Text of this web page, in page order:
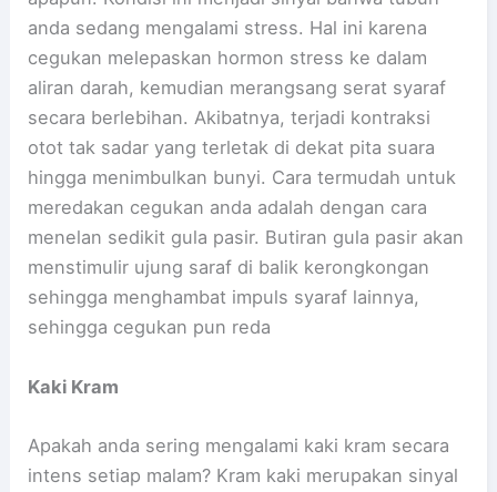
anda sedang mengalami stress. Hal ini karena
cegukan melepaskan hormon stress ke dalam
aliran darah, kemudian merangsang serat syaraf
secara berlebihan. Akibatnya, terjadi kontraksi
otot tak sadar yang terletak di dekat pita suara
hingga menimbulkan bunyi. Cara termudah untuk
meredakan cegukan anda adalah dengan cara
menelan sedikit gula pasir. Butiran gula pasir akan
menstimulir ujung saraf di balik kerongkongan
sehingga menghambat impuls syaraf lainnya,
sehingga cegukan pun reda
Kaki Kram
Apakah anda sering mengalami kaki kram secara
intens setiap malam? Kram kaki merupakan sinyal